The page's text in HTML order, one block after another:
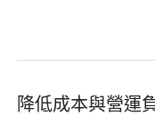
降低成本與營運